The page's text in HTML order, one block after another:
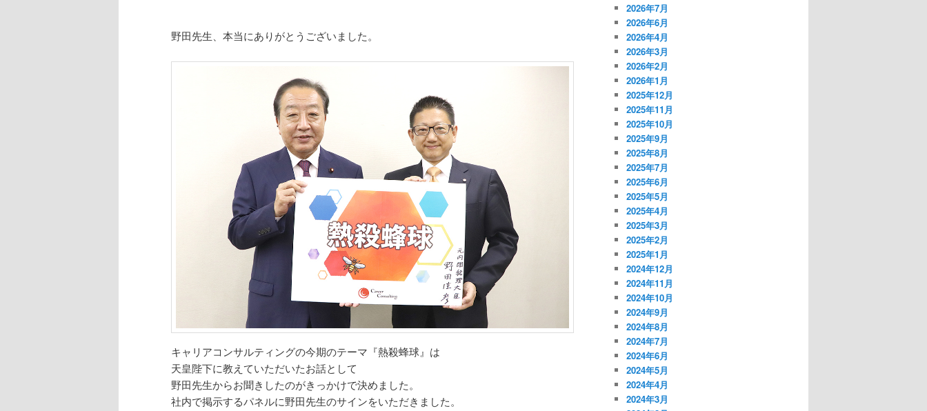
野田先生、本当にありがとうございました。
キャリアコンサルティングの今期のテーマ『熱殺蜂球』は
天皇陛下に教えていただいたお話として
野田先生からお聞きしたのがきっかけで決めました。
社内で掲示するパネルに野田先生のサインをいただきました。
2026年7月
2026年6月
2026年4月
2026年3月
2026年2月
2026年1月
2025年12月
2025年11月
2025年10月
2025年9月
2025年8月
2025年7月
2025年6月
2025年5月
2025年4月
2025年3月
2025年2月
2025年1月
2024年12月
2024年11月
2024年10月
2024年9月
2024年8月
2024年7月
2024年6月
2024年5月
2024年4月
2024年3月